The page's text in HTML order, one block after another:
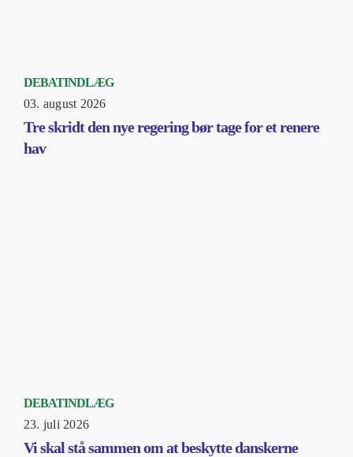
DEBATINDLÆG
03. august 2026
Tre skridt den nye regering bør tage for et renere
hav
DEBATINDLÆG
23. juli 2026
Vi skal stå sammen om at beskytte danskerne